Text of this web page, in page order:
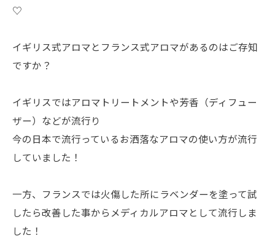
♡
イギリス式アロマとフランス式アロマがあるのはご存知
ですか？
イギリスではアロマトリートメントや芳香（ディフュー
ザー）などが流行り
今の日本で流行っているお洒落なアロマの使い方が流行
していました！
一方、フランスでは火傷した所にラベンダーを塗って試
したら改善した事からメディカルアロマとして流行しま
した！